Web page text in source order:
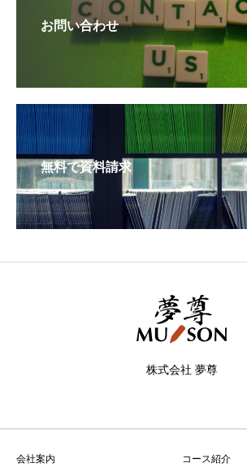
お問い合わせ
無料で資料請求
株式会社 夢尊
会社案内 コース紹介